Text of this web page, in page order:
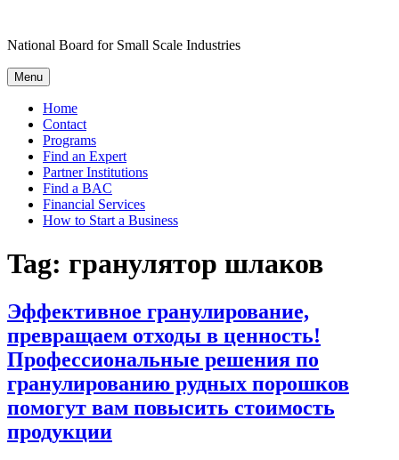
content
National Board for Small Scale Industries
Menu
Home
Contact
Programs
Find an Expert
Partner Institutions
Find a BAC
Financial Services
How to Start a Business
Tag: гранулятор шлаков
Эффективное гранулирование,
превращаем отходы в ценность!
Профессиональные решения по
гранулированию рудных порошков
помогут вам повысить стоимость
продукции